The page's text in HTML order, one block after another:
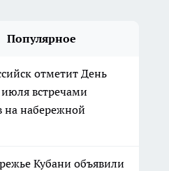
Популярное
отметит День
встречами
на набережной
Кубани объявили